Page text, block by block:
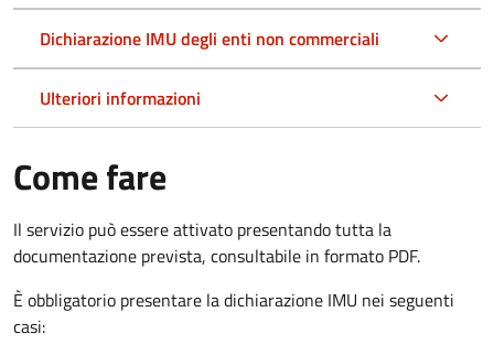
Dichiarazione IMU degli enti non commerciali
Ulteriori informazioni
Come fare
Il servizio può essere attivato presentando tutta la
documentazione prevista, consultabile in formato PDF.
È obbligatorio presentare la dichiarazione IMU nei seguenti
casi: